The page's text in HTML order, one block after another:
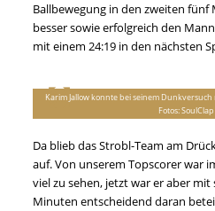
Ballbewegung in den zweiten fünf
besser sowie erfolgreich den
mit einem 24:19 in den nächsten
Karim Jallow konnte bei seinem
Fotos:
Da blieb das Strobl-Team am
auf. Von unserem Topscorer war
viel zu sehen, jetzt war er aber
Minuten entscheidend daran